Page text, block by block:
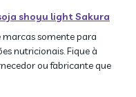
shoyu light Sakura
marcas somente para
nutricionais. Fique à
ou fabricante que